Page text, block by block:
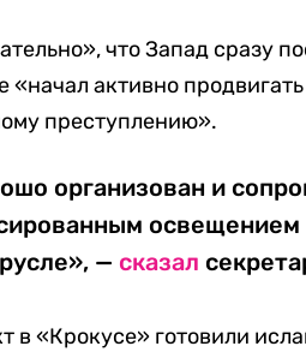
что Запад сразу
активно
преступлению».
организован и
— сказал
в «Крокусе» готовили